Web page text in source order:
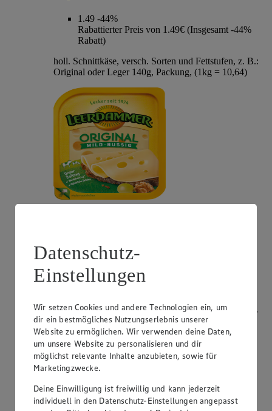
1.49 -44%
Rabattierter Preis von 1.49€ (Insgesamt -44%
Rabatt)
holl. Schnittkäse, versch. Sorten und Fettstufen, z. B.:
Original oder Leger 140g, Packung, (1kg = 10,64)
App
App Preis von 0.99€
1.11
Rabattierter Preis von 1.11€ (Insgesamt -53%
Frischkäsezubereitung, versch. Sorten und Fettstufen,
120/150g Packung/Becher, (1kg = 9,25/7,40)
Datenschutz-
Einstellungen
Wir setzen Cookies und andere Technologien ein, um
dir ein bestmögliches Nutzungserlebnis unserer
Website zu ermöglichen. Wir verwenden deine Daten,
um unsere Website zu personalisieren und dir
möglichst relevante Inhalte anzubieten, sowie für
Marketingzwecke.
Deine Einwilligung ist freiwillig und kann jederzeit
individuell in den Datenschutz-Einstellungen angepasst